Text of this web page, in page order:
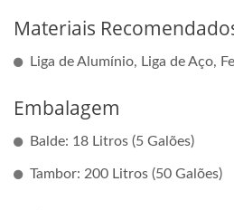
Materiais
Liga de Alumínio, Liga de Aço,
Embalagem
Balde: 18 Litros (5 Galões)
Tambor: 200 Litros (50 Galões)